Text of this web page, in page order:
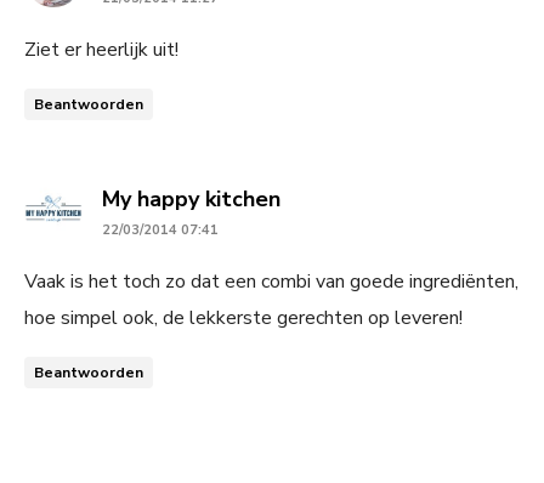
Ziet er heerlijk uit!
Beantwoorden
My happy kitchensays:
22/03/2014 07:41
Vaak is het toch zo dat een combi van goede ingrediënten,
hoe simpel ook, de lekkerste gerechten op leveren!
Beantwoorden